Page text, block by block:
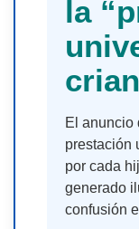
la
El anuncio
prestación
por cada
generado
confusión